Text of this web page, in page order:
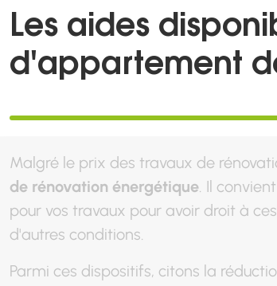
Les aides
d'appartement
Malgré le prix des travaux de
de rénovation énergétique. Il
pour vos travaux pour avoir droit à
d'autres conditions.
Parmi ces dispositifs, citons la